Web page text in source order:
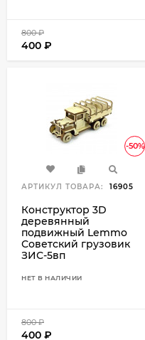
800₽
400 ₽
-50%
АРТИКУЛ ТОВАРА: 16905
Конструктор 3D
деревянный
подвижный Lemmo
Советский грузовик
ЗИС-5вп
НЕТ В НАЛИЧИИ
800₽
400 ₽